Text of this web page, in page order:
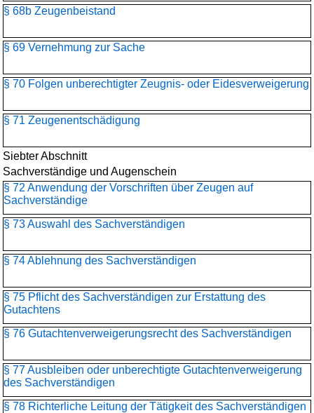
§ 68b Zeugenbeistand
§ 69 Vernehmung zur Sache
§ 70 Folgen unberechtigter Zeugnis- oder Eidesverweigerung
§ 71 Zeugenentschädigung
Siebter Abschnitt
Sachverständige und Augenschein
§ 72 Anwendung der Vorschriften über Zeugen auf
Sachverständige
§ 73 Auswahl des Sachverständigen
§ 74 Ablehnung des Sachverständigen
§ 75 Pflicht des Sachverständigen zur Erstattung des
Gutachtens
§ 76 Gutachtenverweigerungsrecht des Sachverständigen
§ 77 Ausbleiben oder unberechtigte Gutachtenverweigerung
des Sachverständigen
§ 78 Richterliche Leitung der Tätigkeit des Sachverständigen